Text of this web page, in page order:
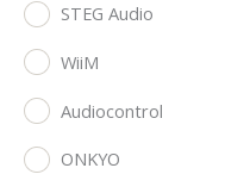
STEG Audio
WiiM
Audiocontrol
ONKYO